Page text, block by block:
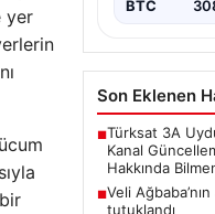
yer
BTC
Son Eklenen
■Türksat 3A
Kanal
Hakkında
■Veli
tutuklandı